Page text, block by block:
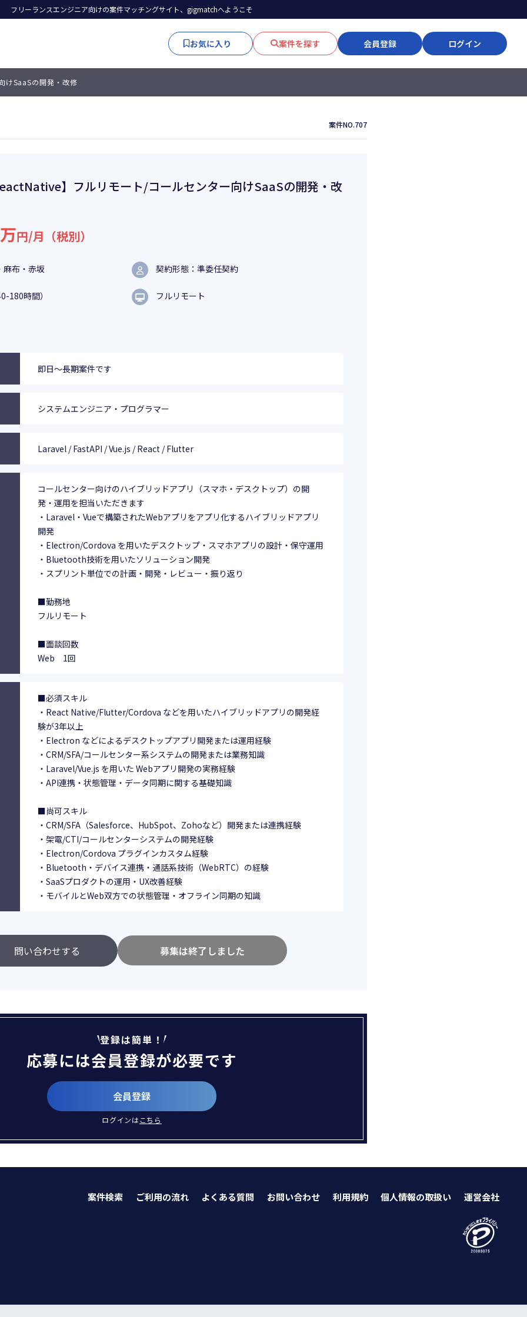
フリーランスエンジニア向けの案件マッチングサイト、gigmatchへようこそ
お気に入り 案件を探す 会員登録 ログイン
けSaaSの開発・改修
案件NO.707
】フルリモート/コールセンター向けSaaSの開発・改
円/月（税別）
麻布・赤坂 契約形態：準委任契約
180時間） フルリモート
即日～長期案件です
システムエンジニア・プログラマー
Laravel / FastAPI / Vue.js / React / Flutter
コールセンター向けのハイブリッドアプリ（スマホ・デスクトップ）の開
発・運用を担当いただきます
・Laravel・Vueで構築されたWebアプリをアプリ化するハイブリッドアプリ
開発
・Electron/Cordova を用いたデスクトップ・スマホアプリの設計・保守運用
・Bluetooth技術を用いたソリューション開発
・スプリント単位での計画・開発・レビュー・振り返り
■勤務地
フルリモート
■面談回数
Web 1回
■必須スキル
・React Native/Flutter/Cordova などを用いたハイブリッドアプリの開発経
験が3年以上
・Electron などによるデスクトップアプリ開発または運用経験
・CRM/SFA/コールセンター系システムの開発または業務知識
・Laravel/Vue.js を用いた Webアプリ開発の実務経験
・API連携・状態管理・データ同期に関する基礎知識
■尚可スキル
・CRM/SFA（Salesforce、HubSpot、Zohoなど）開発または連携経験
・架電/CTI/コールセンターシステムの開発経験
・Electron/Cordova プラグインカスタム経験
・Bluetooth・デバイス連携・通話系技術（WebRTC）の経験
・SaaSプロダクトの運用・UX改善経験
・モバイルとWeb双方での状態管理・オフライン同期の知識
問い合わせする 募集は終了しました
登録は簡単！
応募には会員登録が必要です
会員登録
ログインはこちら
案件検索 ご利用の流れ よくある質問 お問い合わせ 利用規約 個人情報の取扱い 運営会社